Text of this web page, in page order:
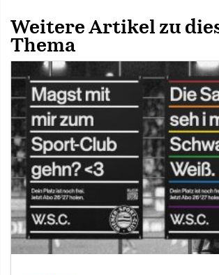
Weitere Artikel zu
Thema